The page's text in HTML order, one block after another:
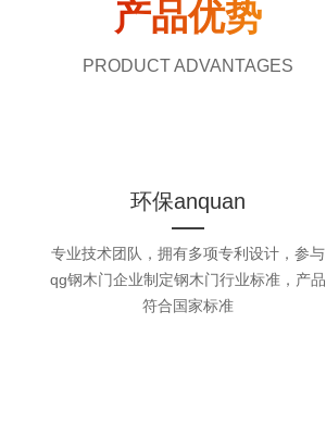
产品优势
PRODUCT ADVANTAGES
环保anquan
专业技术团队，拥有多项专利设计，参与
qg钢木门企业制定钢木门行业标准，产品
符合国家标准